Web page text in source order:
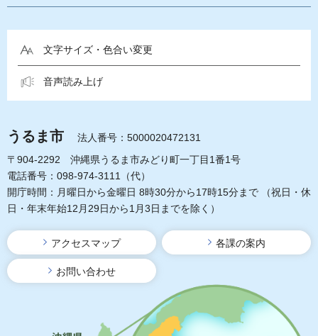
文字サイズ・色合い変更
音声読み上げ
うるま市
法人番号：5000020472131
〒904-2292 沖縄県うるま市みどり町一丁目1番1号
電話番号：098-974-3111（代）
開庁時間：月曜日から金曜日 8時30分から17時15分まで
（祝日・休
日・年末年始12月29日から1月3日までを除く）
アクセスマップ 各課の案内
お問い合わせ